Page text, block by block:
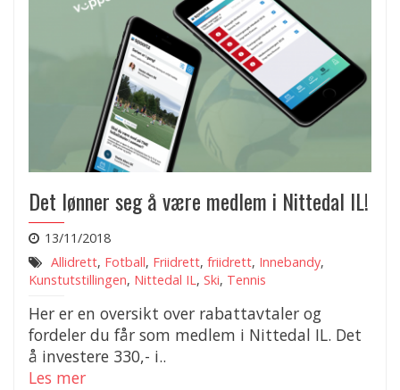
Det lønner seg å være medlem i Nittedal IL!
13/11/2018
Allidrett, Fotball, Friidrett, friidrett, Innebandy,
Kunstutstillingen, Nittedal IL, Ski, Tennis
Her er en oversikt over rabattavtaler og
fordeler du får som medlem i Nittedal IL. Det
å investere 330,- i..
Les mer